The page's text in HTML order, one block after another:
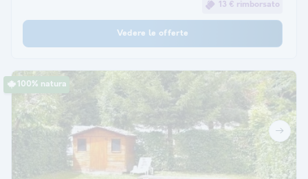
13 € rimborsato
Vedere le offerte
100% natura